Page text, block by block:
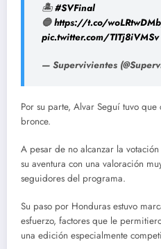
🏝️#SVFinal
🔵https://t.co/
pic.twitter.com/TITj8iVMSv
— Supervivientes
Por su parte, Alvar Seguí tuvo
bronce.
A pesar de no alcanzar la
su aventura con una valoración
seguidores del programa.
Su paso por Honduras estuvo
esfuerzo, factores que le
una edición especialmente